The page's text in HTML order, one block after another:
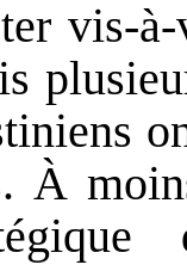
vis-
À